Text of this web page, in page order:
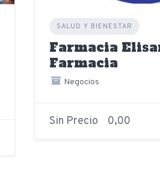
SALUD Y BIENESTAR
Farmacia
Farmacia
Negocios
Sin Precio 0,00